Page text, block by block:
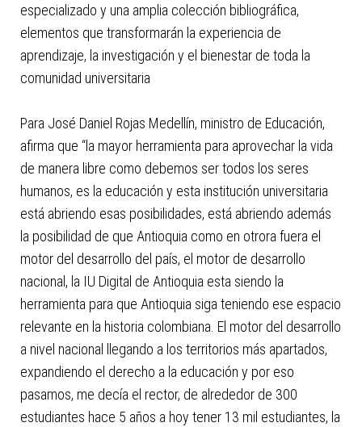
especializado y una amplia colección bibliográfica,
elementos que transformarán la experiencia de
aprendizaje, la investigación y el bienestar de toda la
comunidad universitaria
Para José Daniel Rojas Medellín, ministro de Educación,
afirma que “la mayor herramienta para aprovechar la vida
de manera libre como debemos ser todos los seres
humanos, es la educación y esta institución universitaria
está abriendo esas posibilidades, está abriendo además
la posibilidad de que Antioquia como en otrora fuera el
motor del desarrollo del país, el motor de desarrollo
nacional, la IU Digital de Antioquia esta siendo la
herramienta para que Antioquia siga teniendo ese espacio
relevante en la historia colombiana. El motor del desarrollo
a nivel nacional llegando a los territorios más apartados,
expandiendo el derecho a la educación y por eso
pasamos, me decía el rector, de alrededor de 300
estudiantes hace 5 años a hoy tener 13 mil estudiantes, la